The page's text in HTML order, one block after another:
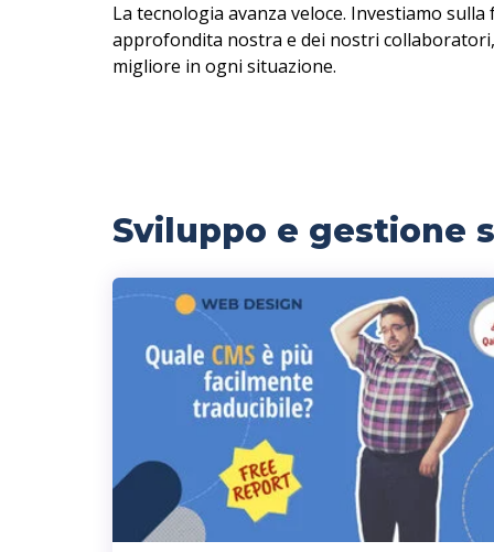
La tecnologia avanza veloce. Investiamo
approfondita nostra e dei nostri
migliore in ogni situazione.
Sviluppo e gestione